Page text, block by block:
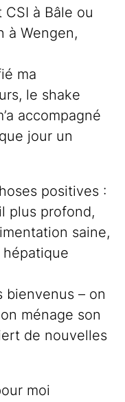
à Bâle ou
à Wengen,
ma
le shake
accompagné
jour un
positives :
plus profond,
saine,
bienvenus – on
ménage son
de nouvelles
moi